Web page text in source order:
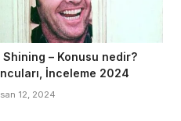
Shining – Konusu nedir?
İnceleme 2024
12, 2024